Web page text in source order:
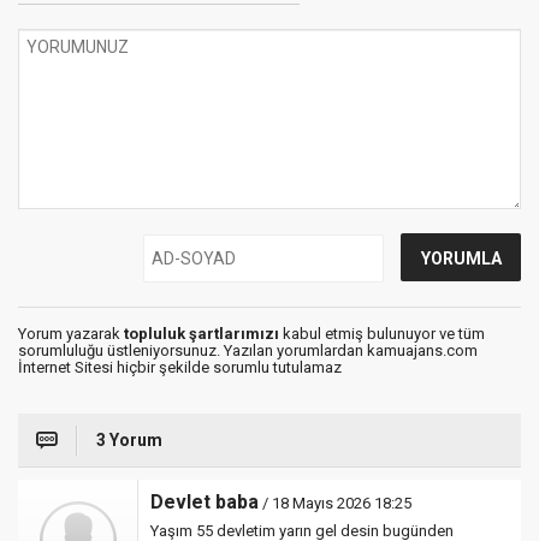
Yorum yazarak topluluk şartlarımızı kabul etmiş bulunuyor ve tüm
sorumluluğu üstleniyorsunuz. Yazılan yorumlardan kamuajans.com
İnternet Sitesi hiçbir şekilde sorumlu tutulamaz
3 Yorum
Devlet baba / 18 Mayıs 2026 18:25
Yaşım 55 devletim yarın gel desin bugünden